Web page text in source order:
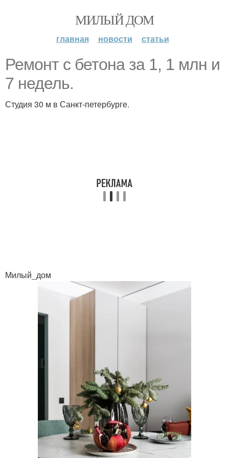
МИЛЫЙ ДОМ
главная новости статьи
Ремонт с бетона за 1, 1 млн и
7 недель.
Студия 30 м в Санкт-петербурге.
Милый_дом